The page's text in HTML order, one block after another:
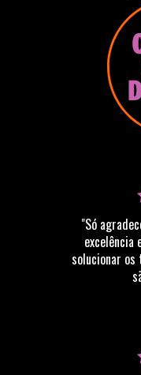
feminista em uma
fundado em 2007.
voto popular de
(Conselho
Desenvolvimento
"Só
excelência
solucionar os